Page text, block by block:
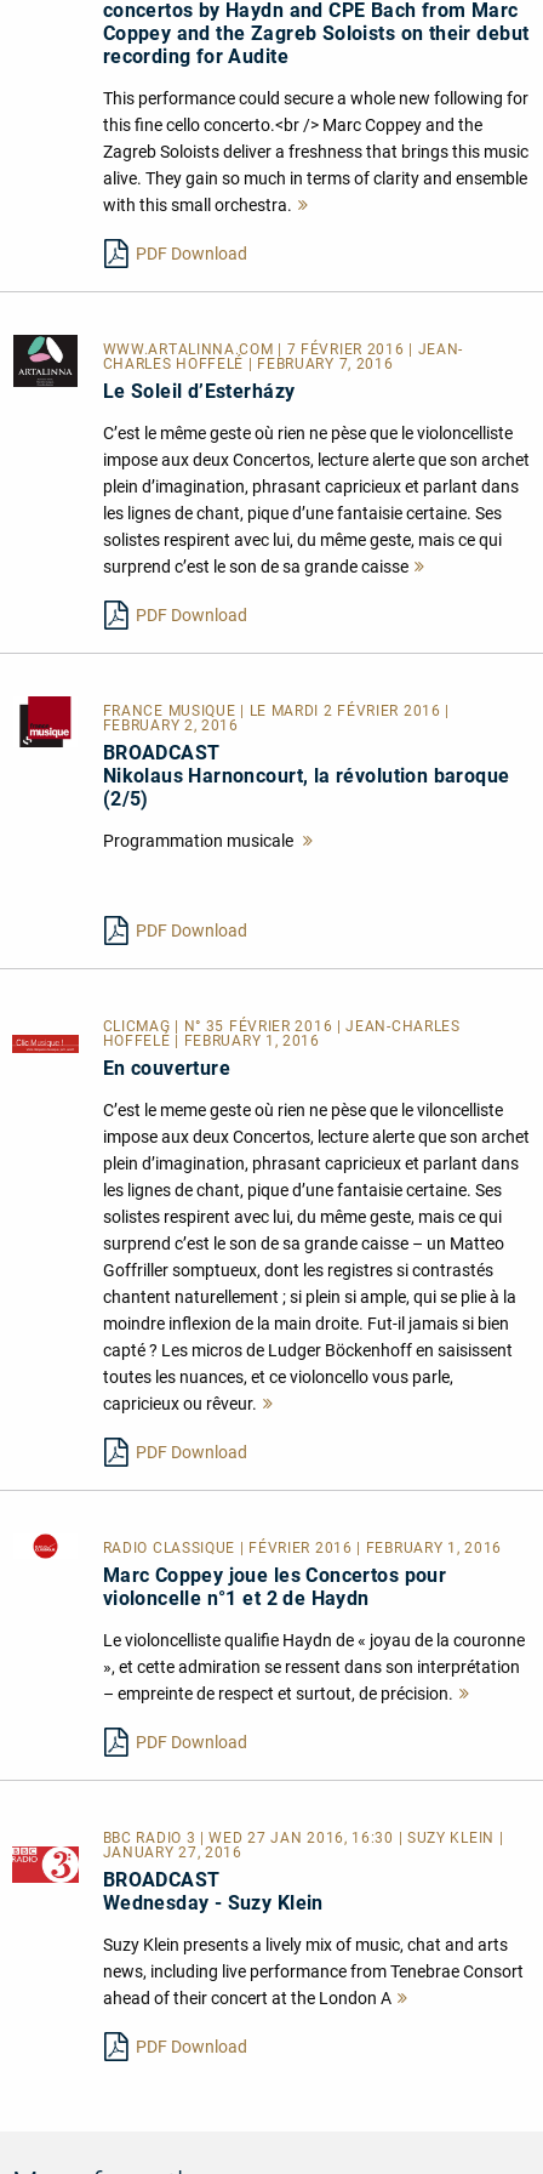
concertos by Haydn and CPE Bach from Marc
Coppey and the Zagreb Soloists on their debut
recording for Audite
This performance could secure a whole new following for
this fine cello concerto.<br /> Marc Coppey and the
Zagreb Soloists deliver a freshness that brings this music
alive. They gain so much in terms of clarity and ensemble
with this small orchestra.
PDF Download
WWW.ARTALINNA.COM
| 7 FÉVRIER 2016 | JEAN-
CHARLES HOFFELÉ | FEBRUARY 7, 2016
Le Soleil d’Esterházy
C’est le même geste où rien ne pèse que le violoncelliste
impose aux deux Concertos, lecture alerte que son archet
plein d’imagination, phrasant capricieux et parlant dans
les lignes de chant, pique d’une fantaisie certaine. Ses
solistes respirent avec lui, du même geste, mais ce qui
surprend c’est le son de sa grande caisse
PDF Download
FRANCE MUSIQUE
| LE MARDI 2 FÉVRIER 2016 |
FEBRUARY 2, 2016
BROADCAST
Nikolaus Harnoncourt, la révolution baroque
(2/5)
Programmation musicale
PDF Download
CLICMAG | N° 35 FÉVRIER 2016 | JEAN-CHARLES
HOFFELÉ | FEBRUARY 1, 2016
En couverture
C’est le meme geste où rien ne pèse que le viloncelliste
impose aux deux Concertos, lecture alerte que son archet
plein d’imagination, phrasant capricieux et parlant dans
les lignes de chant, pique d’une fantaisie certaine. Ses
solistes respirent avec lui, du même geste, mais ce qui
surprend c’est le son de sa grande caisse – un Matteo
Goffriller somptueux, dont les registres si contrastés
chantent naturellement ; si plein si ample, qui se plie à la
moindre inflexion de la main droite. Fut-il jamais si bien
capté ? Les micros de Ludger Böckenhoff en saisissent
toutes les nuances, et ce violoncello vous parle,
capricieux ou rêveur.
PDF Download
RADIO CLASSIQUE | FÉVRIER 2016 | FEBRUARY 1, 2016
Marc Coppey joue les Concertos pour
violoncelle n°1 et 2 de Haydn
Le violoncelliste qualifie Haydn de « joyau de la couronne
», et cette admiration se ressent dans son interprétation
– empreinte de respect et surtout, de précision.
PDF Download
BBC RADIO 3 | WED 27 JAN 2016, 16:30 | SUZY KLEIN |
JANUARY 27, 2016
BROADCAST
Wednesday - Suzy Klein
Suzy Klein presents a lively mix of music, chat and arts
news, including live performance from Tenebrae Consort
ahead of their concert at the London A
PDF Download